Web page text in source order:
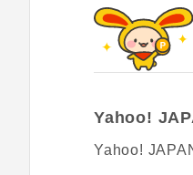
Yahoo!
Yahoo!